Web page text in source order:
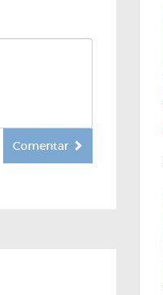
Comentar